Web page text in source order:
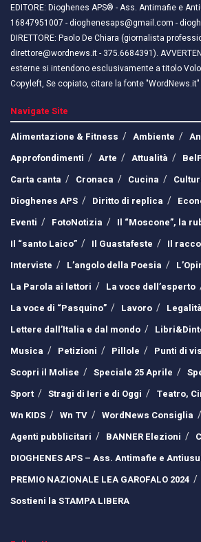
EDITORE: Dioghenes APS® - Ass. Antimafie e
16847951007 - dioghenesaps@gmail.com -
DIRETTORE: Paolo De Chiara (giornalista
direttore@wordnews.it - ​​375.6684391).
esterne si intendono esclusivamente a titolo
Copyleft, Se copiato, citare la fonte "WordNews.it"
Navigate Site
Alimentazione & Fitness
Ambiente
Approfondimenti
Arte Attualità
Carta canta
Cronaca Cucina
Dioghenes APS
Diritto di replica
Eventi
FotoNotizia
Il “Moscone”, la
Il “santo Laico”
Il Guastafeste
Il
Interviste
L’angolo della Poesia
La Parola ai lettori
La voce dell’esperto
La voce di “Pasquino”
Lavoro
Legalità
Lettere dall’Italia e dal mondo
Musica
Petizioni Pillole Punti di
Scopri il Molise
Speciale 25 Aprile
Sport
Stragi di Ieri e di Oggi
Teatro,
Wn KIDS
Wn TV WordNews Consiglia
Agenti pubblicitari
BANNER Elezioni
DIOGHENES APS – Ass. Antimafie e
PREMIO NAZIONALE LEA GAROFALO 2024
Sostieni la STAMPA LIBERA